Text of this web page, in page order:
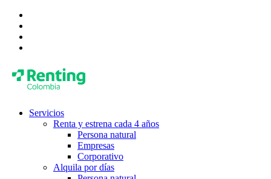
Servicios
Renta y estrena cada 4 años
Persona natural
Empresas
Corporativo
Alquila por días